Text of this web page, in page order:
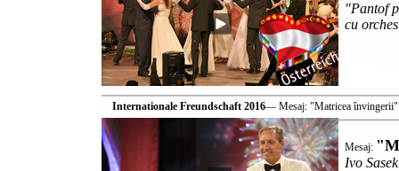
"Pantof
cu
Internationale Freundschaft 2016— Mesaj: "Matricea învingerii"
Mesaj:
Ivo Sasek